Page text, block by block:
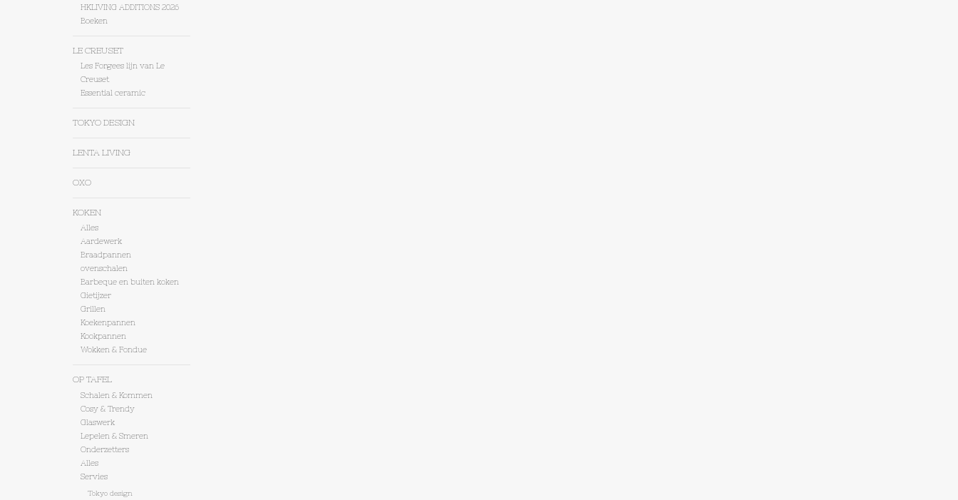
HKLIVING ADDITIONS 2026
Boeken
LE CREUSET
Les Forgees lijn van Le
Creuset
Essential ceramic
TOKYO DESIGN
LENTA LIVING
OXO
KOKEN
Alles
Aardewerk
Braadpannen
ovenschalen
Barbeque en buiten koken
Gietijzer
Grillen
Koekenpannen
Kookpannen
Wokken & Fondue
OP TAFEL
Schalen & Kommen
Cosy & Trendy
Glaswerk
Lepelen & Smeren
Onderzetters
Alles
Servies
Tokyo design